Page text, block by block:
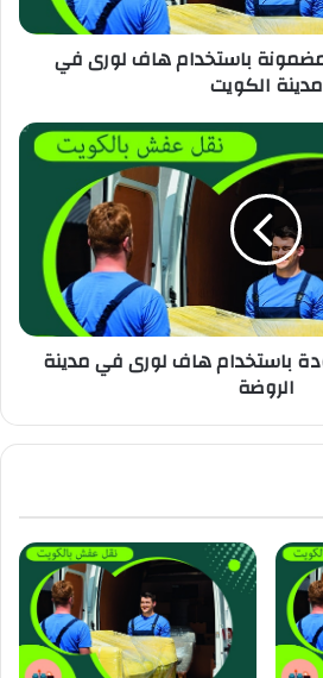
باستخدام هاف لورى في
مدينة الكويت
باستخدام هاف لورى في مدينة
الروضة